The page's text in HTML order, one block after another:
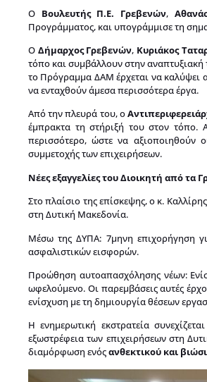
Ο Βουλευτής Π.Ε. Γρεβενών,
Προγράμματος, και υπογράμμισε τη
Ο Δήμαρχος Γρεβενών, Κυριάκος
τόπο και συμβάλλουν στην
το Πρόγραμμα ΔΑΜ έρχεται να καλύψει
να ενταχθούν άμεσα περισσότερα έργα.
Από την πλευρά του, ο
έμπρακτα τη στήριξή του στον τόπο.
περισσότερο, ώστε να αξιοποιηθούν
συμμετοχής των επιχειρήσεων.
Νέες εξαγγελίες του Διοικητή από τα
Στο πλαίσιο της επίσκεψης, ο κ.
στη Δυτική Μακεδονία.
Μέσω της ΔΥΠΑ: 7μηνη επιχορήγηση
ασφαλιστικών εισφορών.
Προώθηση αυτοαπασχόλησης νέων:
ωφελούμενο. Οι παρεμβάσεις αυτές
ενίσχυση με τη δημιουργία θέσεων
Η ενημερωτική εκστρατεία
εξωστρέφεια των επιχειρήσεων στη
διαμόρφωση ενόςανθεκτικού και